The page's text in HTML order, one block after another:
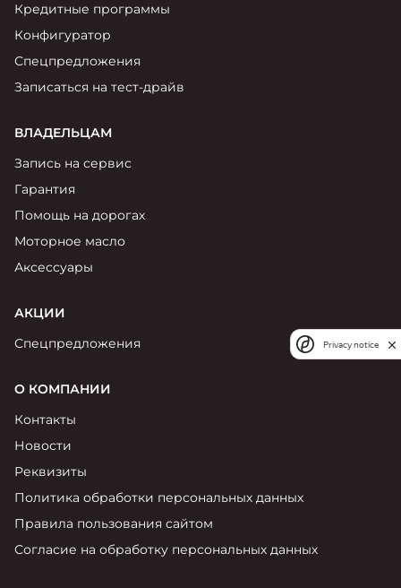
Кредитные программы
Конфигуратор
Спецпредложения
Записаться на тест-драйв
ВЛАДЕЛЬЦАМ
Запись на сервис
Гарантия
Помощь на дорогах
Моторное масло
Аксессуары
АКЦИИ
Спецпредложения
О КОМПАНИИ
Контакты
Новости
Реквизиты
Политика обработки персональных данных
Правила пользования сайтом
Согласие на обработку персональных данных
Privacy notice